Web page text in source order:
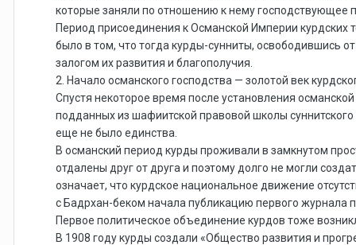
которые заняли по отношению к нему господствующее
Период присоединения к Османской Империи
было в том, что тогда курды-сунниты, освободившись
залогом их развития и благополучия.
2. Начало османского господства — золотой век
Спустя некоторое время после установления
подданных из шафиитской правовой школы
еще не было единства.
В османский период курды проживали в замкнутом
отдалены друг от друга и поэтому долго не могли
означает, что курдское национальное движение
с Бадрхан-беком начала публикацию первого журнала
Первое политическое объединение курдов тоже
В 1908 году курды создали «Общество развития и